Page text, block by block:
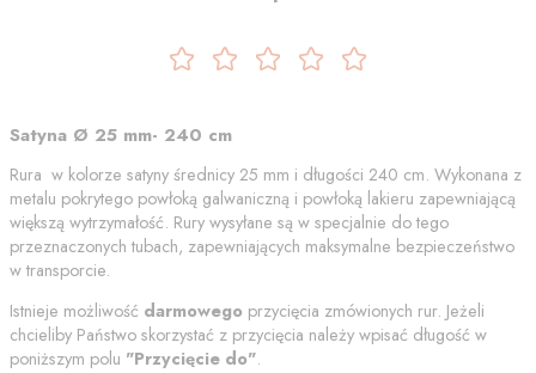
Satyna Ø 25 mm- 240 cm
Rura w kolorze satyny średnicy 25 mm i długości 240 cm. Wykonana z
metalu pokrytego powłoką galwaniczną i powłoką lakieru zapewniającą
większą wytrzymałość. Rury wysyłane są w specjalnie do tego
przeznaczonych tubach, zapewniających maksymalne bezpieczeństwo
w transporcie.
Istnieje możliwość darmowego przycięcia zmówionych rur. Jeżeli
chcieliby Państwo skorzystać z przycięcia należy wpisać długość w
poniższym polu "Przycięcie do".